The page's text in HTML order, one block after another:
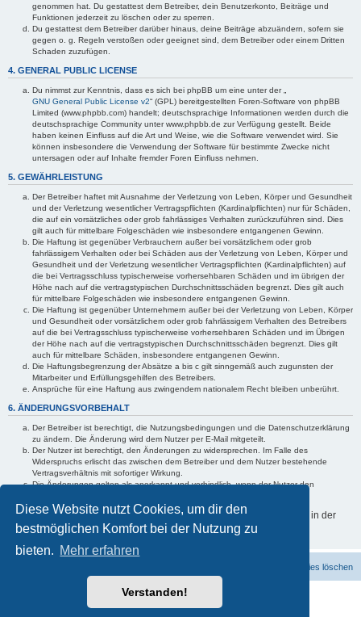
Diese Website nutzt Cookies, um dir den
bestmöglichen Komfort bei der Nutzung zu
bieten. Mehr erfahren
Verstanden!
genommen hat. Du gestattest dem Betreiber, dein Benutzerkonto, Beiträge und
Funktionen jederzeit zu löschen oder zu sperren.
Du gestattest dem Betreiber darüber hinaus, deine Beiträge abzuändern, sofern sie
gegen o. g. Regeln verstoßen oder geeignet sind, dem Betreiber oder einem Dritten
Schaden zuzufügen.
4. GENERAL PUBLIC LICENSE
Du nimmst zur Kenntnis, dass es sich bei phpBB um eine unter der „
GNU General Public License v2“ (GPL) bereitgestellten Foren-Software von phpBB
Limited (www.phpbb.com) handelt; deutschsprachige Informationen werden durch die
deutschsprachige Community unter www.phpbb.de zur Verfügung gestellt. Beide
haben keinen Einfluss auf die Art und Weise, wie die Software verwendet wird. Sie
können insbesondere die Verwendung der Software für bestimmte Zwecke nicht
untersagen oder auf Inhalte fremder Foren Einfluss nehmen.
5. GEWÄHRLEISTUNG
Der Betreiber haftet mit Ausnahme der Verletzung von Leben, Körper und Gesundheit
und der Verletzung wesentlicher Vertragspflichten (Kardinalpflichten) nur für Schäden,
die auf ein vorsätzliches oder grob fahrlässiges Verhalten zurückzuführen sind. Dies
gilt auch für mittelbare Folgeschäden wie insbesondere entgangenen Gewinn.
Die Haftung ist gegenüber Verbrauchern außer bei vorsätzlichem oder grob
fahrlässigem Verhalten oder bei Schäden aus der Verletzung von Leben, Körper und
Gesundheit und der Verletzung wesentlicher Vertragspflichten (Kardinalpflichten) auf
die bei Vertragsschluss typischerweise vorhersehbaren Schäden und im übrigen der
Höhe nach auf die vertragstypischen Durchschnittsschäden begrenzt. Dies gilt auch
für mittelbare Folgeschäden wie insbesondere entgangenen Gewinn.
Die Haftung ist gegenüber Unternehmern außer bei der Verletzung von Leben, Körper
und Gesundheit oder vorsätzlichem oder grob fahrlässigem Verhalten des Betreibers
auf die bei Vertragsschluss typischerweise vorhersehbaren Schäden und im Übrigen
der Höhe nach auf die vertragstypischen Durchschnittsschäden begrenzt. Dies gilt
auch für mittelbare Schäden, insbesondere entgangenen Gewinn.
Die Haftungsbegrenzung der Absätze a bis c gilt sinngemäß auch zugunsten der
Mitarbeiter und Erfüllungsgehilfen des Betreibers.
Ansprüche für eine Haftung aus zwingendem nationalem Recht bleiben unberührt.
6. ÄNDERUNGSVORBEHALT
Der Betreiber ist berechtigt, die Nutzungsbedingungen und die Datenschutzerklärung
zu ändern. Die Änderung wird dem Nutzer per E-Mail mitgeteilt.
Der Nutzer ist berechtigt, den Änderungen zu widersprechen. Im Falle des
Widerspruchs erlischt das zwischen dem Betreiber und dem Nutzer bestehende
Vertragsverhältnis mit sofortiger Wirkung.
Die Änderungen gelten als anerkannt und verbindlich, wenn der Nutzer den
Informationen über den Umgang mit deinen persönlichen Daten sind in der
Datenschutzerklärung enthalten.
Alle Cookies löschen
Powered byphpBB® Forum Software © phpBB Limited
Deutsche Übersetzung durchphpBB.de